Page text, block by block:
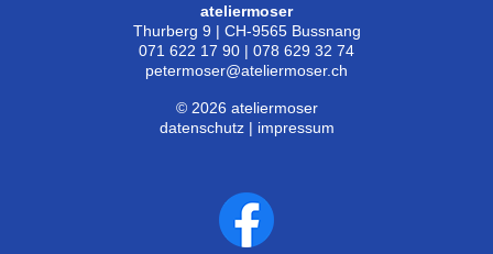
ateliermoser
Thurberg 9 | CH-9565 Bussnang
071 622 17 90 | 078 629 32 74
petermoser@ateliermoser.ch
© 2026 ateliermoser
datenschutz| impressum